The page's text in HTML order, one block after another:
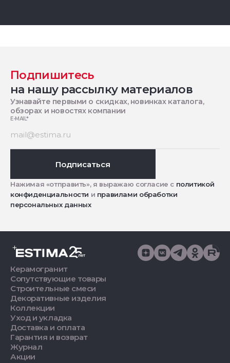
Подпишитесь
на нашу рассылку материалов
Узнавайте первыми о скидках, новинках каталога,
обзорах и новостях компании
E-MAIL*
Подписаться
Нажимая «отправить», я выражаю согласие с политикой
конфиденциальности и правилами обработки
персональных данных
Керамогранит
Сопутствующие товары
Строительные смеси
Декоративные изделия
Коллекции
Уход и укладка
Доставка и оплата
Гарантия и возврат
Журнал
Акции